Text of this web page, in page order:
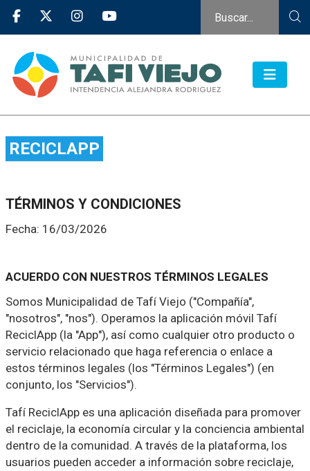
RECICLAPP
TÉRMINOS Y CONDICIONES
Fecha: 16/03/2026
ACUERDO CON NUESTROS TÉRMINOS LEGALES
Somos Municipalidad de Tafí Viejo ("Compañía",
"nosotros", "nos"). Operamos la aplicación móvil Tafí
ReciclApp (la "App"), así como cualquier otro producto o
servicio relacionado que haga referencia o enlace a
estos términos legales (los "Términos Legales") (en
conjunto, los "Servicios").
Tafí ReciclApp es una aplicación diseñada para promover
el reciclaje, la economía circular y la conciencia ambiental
dentro de la comunidad. A través de la plataforma, los
usuarios pueden acceder a información sobre reciclaje,